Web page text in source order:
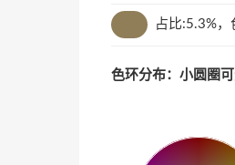
占比:5.3%
色环分布：小圆圈